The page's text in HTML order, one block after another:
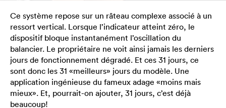
Ce système repose sur un râteau complexe associé à un
ressort vertical. Lorsque l’indicateur atteint zéro, le
dispositif bloque instantanément l’oscillation du
balancier. Le propriétaire ne voit ainsi jamais les derniers
jours de fonctionnement dégradé. Et ces 31 jours, ce
sont donc les 31 «meilleurs» jours du modèle. Une
application ingénieuse du fameux adage «moins mais
mieux». Et, pourrait-on ajouter, 31 jours, c’est déjà
beaucoup!